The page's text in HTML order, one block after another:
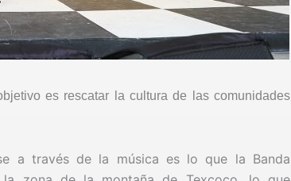
es rescatar la cultura de las comunidades
a través de la música es lo que la Banda